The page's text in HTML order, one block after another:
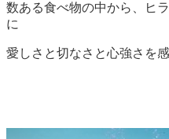
数ある食べ物の中から、ヒ
に
愛しさと切なさと心強さを